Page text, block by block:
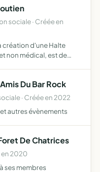
sociale · Créée en
création d'une Halte
non médical, est de
Du Bar Rock
· Créée en 2022
autres évènements
De Chatrices
en 2020
ses membres